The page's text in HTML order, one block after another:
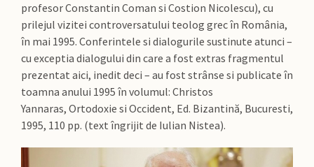
profesor Constantin Coman si Costion Nicolescu), cu
prilejul vizitei controversatului teolog grec în România,
în mai 1995. Conferintele si dialogurile sustinute atunci –
cu exceptia dialogului din care a fost extras fragmentul
prezentat aici, inedit deci – au fost strânse si publicate în
toamna anului 1995 în volumul: Christos
Yannaras, Ortodoxie si Occident, Ed. Bizantină, Bucuresti,
1995, 110 pp. (text îngrijit de Iulian Nistea).